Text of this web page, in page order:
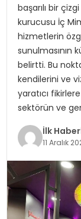
SIYASET
SPOR
TEKNOLOJI
YAŞAM
başarılı bir
kurucusu İç
hizmetlerin
sunulmasının
belirtti. Bu
kendilerini ve
yaratıcı
sektörün ve
İlk
11 Aralık